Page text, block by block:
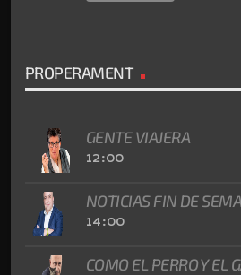
PROPERAMENT
GENTE VIAJERA
12:00
NOTICIAS FIN DE
14:00
COMO EL PERRO Y EL